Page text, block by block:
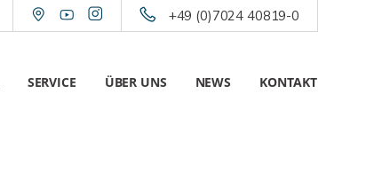
+49 (0)7024 40819-0
SERVICE ÜBER UNS NEWS KONTAKT